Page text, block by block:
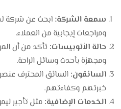
سمعة الشركة: ابحث عن شركة
ومراجعات إيجابية من العملاء.
حالة الأتوبيسات: تأكد من أن
ومجهزة بأحدث وسائل الراحة.
السائقون: السائق المحترف
خبرتهم وكفاءتهم.
الخدمات الإضافية: مثل تأجير